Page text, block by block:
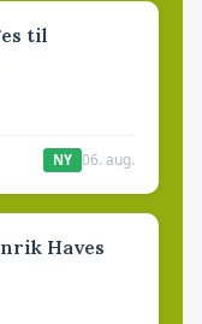
til
NY 06. aug.
Haves